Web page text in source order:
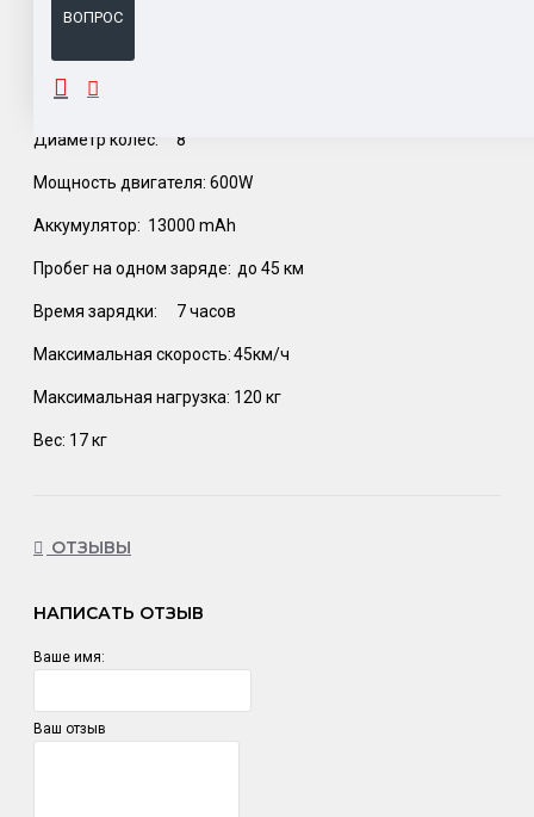
ВОПРОС
ОПИСАНИЕ
Диаметр колес: 8"
Мощность двигателя: 600W
Аккумулятор: 13000 mAh
Пробег на одном заряде: до 45 км
Время зарядки: 7 часов
Максимальная скорость:45км/ч
Максимальная нагрузка: 120 кг
Вес: 17 кг
ОТЗЫВЫ
НАПИСАТЬ ОТЗЫВ
Ваше имя:
Ваш отзыв